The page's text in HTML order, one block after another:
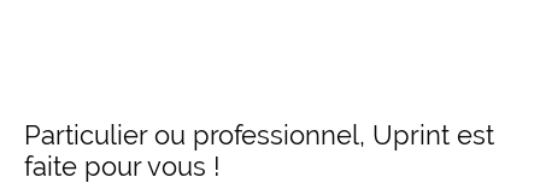
Particulier ou professionnel, Uprint est
faite pour vous !